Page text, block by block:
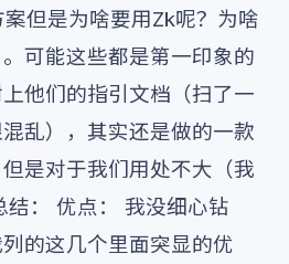
但是为啥要用Zk呢？为啥
可能这些都是第一印象的
他们的指引文档（扫了一
乱），其实还是做的一款
是对于我们用处不大（我
结： 优点： 我没细心钻
的这几个里面突显的优